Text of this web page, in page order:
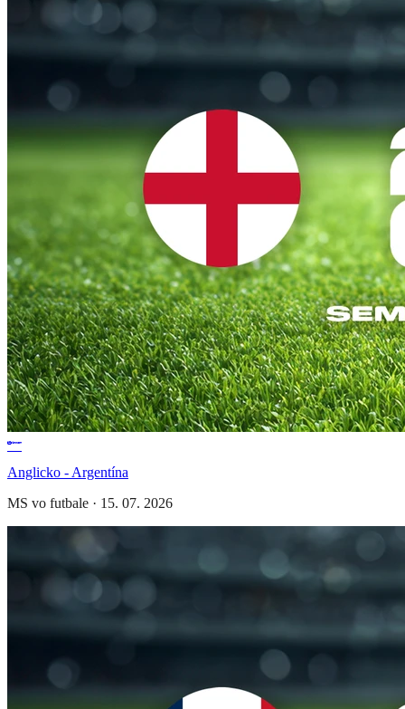
Anglicko - Argentína
MS vo futbale · 15. 07. 2026